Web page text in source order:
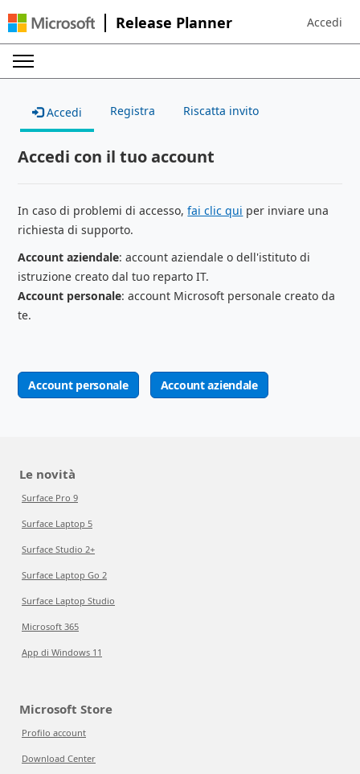
Release Planner Sign in to
Accedi
Accedi Registra Riscatta invito
Accedi con il tuo account
In caso di problemi di accesso,fai clic qui per inviare una
richiesta di supporto.
Account aziendale: account aziendale o dell'istituto di
istruzione creato dal tuo reparto IT.
Account personale: account Microsoft personale creato da
te.
Account personale Account aziendale
Le novità
Surface Pro 9
Surface Laptop 5
Surface Studio 2+
Surface Laptop Go 2
Surface Laptop Studio
Microsoft 365
App di Windows 11
Microsoft Store
Profilo account
Download Center